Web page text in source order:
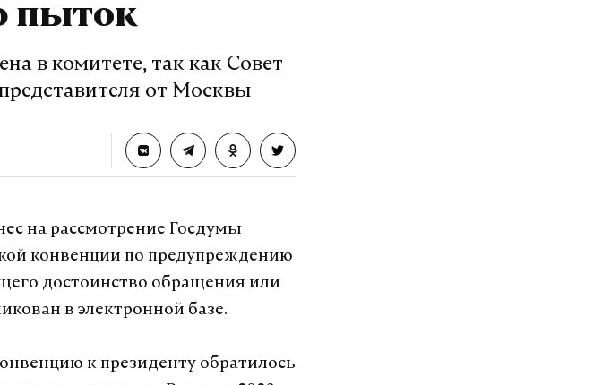
пыток
в комитете, так как Совет
от Москвы
на рассмотрение Госдумы
конвенции по предупреждению
достоинство обращения или
в электронной базе.
к президенту обратилось